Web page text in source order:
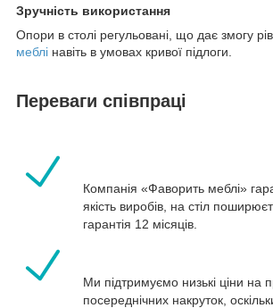
Зручність використання
Опори в столі регульовані, що дає змогу
меблі навіть в умовах кривої підлоги.
Переваги співпраці
Компанія «Фаворить меблі»
якість виробів, на стіл
гарантія 12 місяців.
Ми підтримуємо низькі ціни на
посереднічних накруток,